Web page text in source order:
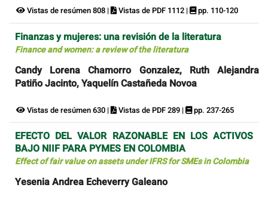
Vistas de resúmen 808 | Vistas de PDF 1112 | pp. 110-120
Finanzas y mujeres: una revisión de la literatura
Finance and women: a review of the literatura
Candy Lorena Chamorro Gonzalez, Ruth Alejandra
Patiño Jacinto, Yaquelín Castañeda Novoa
Vistas de resúmen 630 | Vistas de PDF 289 | pp. 237-265
EFECTO DEL VALOR RAZONABLE EN LOS ACTIVOS
BAJO NIIF PARA PYMES EN COLOMBIA
Effect of fair value on assets under IFRS for SMEs in Colombia
Yesenia Andrea Echeverry Galeano